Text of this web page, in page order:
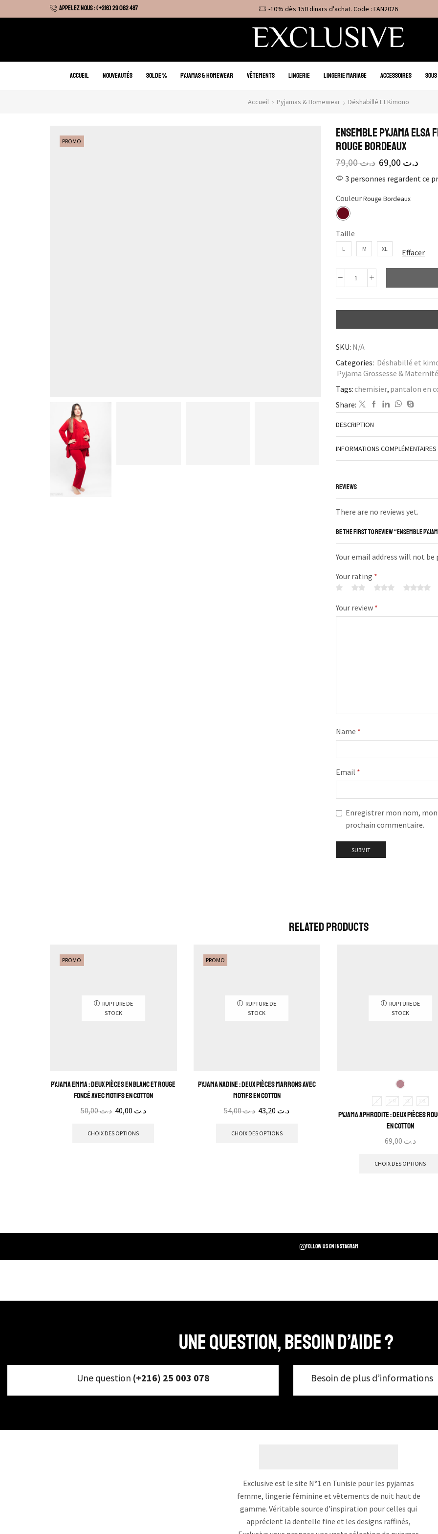
APPELEZ NOUS : (+216) 29 062 487
Hiver : Livraison gratuite sur tous nos articles -10% dès 150 dinars d'achat. Code : FAN2026
ACCUEIL NOUVEAUTÉS SOLDE % PYJAMAS & HOMEWEAR VÊTEMENTS LINGERIE LINGERIE MARIAGE ACCESSOIRES
Accueil Pyjamas & Homewear Déshabillé Et Kimono
PROMO
Ensemble pyjama Elsa
rouge bordeaux
د.ت79,00 د.ت
3 personnes regardent ce
Couleur
Taille
L M XL Effacer
SKU: N/A
Categories: Déshabillé et
Pyjama Grossesse & Maternité
Tags:chemisier, pantalon en
Share:
DESCRIPTION
INFORMATIONS COMPLÉMENTAIRES
REVIEWS
There are no reviews yet.
BE THE FIRST TO REVIEW “ENSEMBLE
Your email address will not be
Your rating *
Your review *
Name *
Email *
Enregistrer mon nom,
prochain commentaire.
Related Products
PROMO
RUPTURE DE
STOCK
Pyjama Emma : Deux pièces en blanc et rouge
foncé avec motifs en cotton
د.ت50,00 د.ت
CHOIX DES OPTIONS
PROMO
RUPTURE DE
STOCK
Pyjama Nadine : Deux pièces marrons avec
motifs en cotton
د.ت54,00 د.ت
CHOIX DES OPTIONS
RUPTURE DE
STOCK
L S/M XL XXL
Pyjama Aphrodite : Deux pièces
en cotton
د.ت
CHOIX DES OPTIONS
Follow us on instagram
Une question, Besoin d’aide ?
Une question (+216) 25 003 078 Besoin de plus d’informations
Exclusive est le site N°1 en Tunisie pour les pyjamas
femme, lingerie féminine et vêtements de nuit haut de
gamme. Véritable source d’inspiration pour celles qui
apprécient la dentelle fine et les designs raffinés,